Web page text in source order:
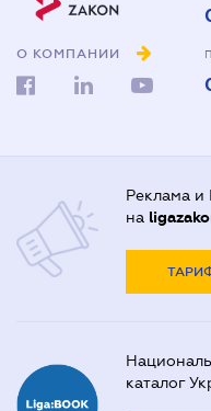
О КОМПАНИИ
Реклама и
на
каталог